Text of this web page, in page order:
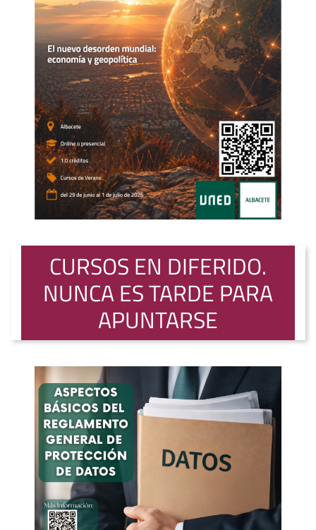
CURSOS EN DIFERIDO.
NUNCA ES TARDE PARA
APUNTARSE